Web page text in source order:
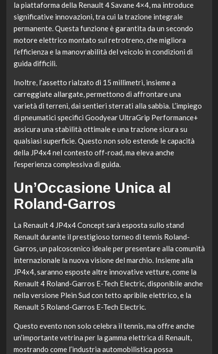
la piattaforma della Renault 4 Savane 4×4, ma introduce
significative innovazioni, tra cui la trazione integrale
permanente. Questa funzione è garantita da un secondo
motore elettrico montato sul retrotreno, che migliora
l’efficienza e la manovrabilità del veicolo in condizioni di
guida difficili.
Inoltre, l’assetto rialzato di 15 millimetri, insieme a
carreggiate allargate, permettono di affrontare una
varietà di terreni, dai sentieri sterrati alla sabbia. L’impiego
di pneumatici specifici Goodyear UltraGrip Performance+
assicura una stabilità ottimale e una trazione sicura su
qualsiasi superficie. Questo non solo estende le capacità
della JP4x4 nel contesto off-road, ma eleva anche
l’esperienza complessiva di guida.
Un’Occasione Unica al
Roland-Garros
La Renault 4 JP4x4 Concept sarà esposta sullo stand
Renault durante il prestigioso torneo di tennis Roland-
Garros, un palcoscenico ideale per presentare alla comunità
internazionale la nuova visione del marchio. Insieme alla
JP4x4, saranno esposte altre innovative vetture, come la
Renault 4 Roland-Garros E-Tech Electric, disponibile anche
nella versione Plein Sud con tetto apribile elettrico, e la
Renault 5 Roland-Garros E-Tech Electric.
Questo evento non solo celebra il tennis, ma offre anche
un’importante vetrina per la gamma elettrica di Renault,
mostrando come l’industria automobilistica possa